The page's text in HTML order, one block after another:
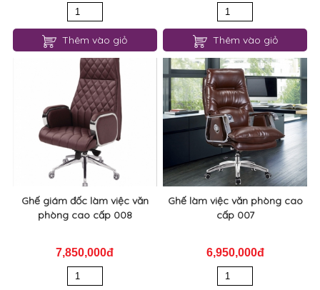
Thêm vào giỏ Thêm vào giỏ
Ghế giám đốc làm việc văn
phòng cao cấp 008
7,850,000đ
Ghế làm việc văn phòng cao
cấp 007
6,950,000đ